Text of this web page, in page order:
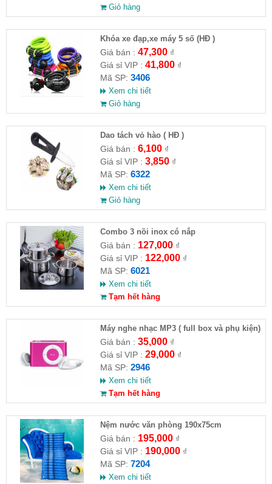
Giỏ hàng
Khóa xe đạp,xe máy 5 số (HĐ )
Giá bán : 47,300₫
Giá sỉ VIP : 41,800₫
Mã SP: 3406
Xem chi tiết
Giỏ hàng
Dao tách vỏ hào ( HĐ )
Giá bán : 6,100₫
Giá sỉ VIP : 3,850₫
Mã SP: 6322
Xem chi tiết
Giỏ hàng
Combo 3 nồi inox có nắp
Giá bán : 127,000₫
Giá sỉ VIP : 122,000₫
Mã SP: 6021
Xem chi tiết
Tạm hết hàng
Máy nghe nhạc MP3 ( full box và phụ kiện)
Giá bán : 35,000₫
Giá sỉ VIP : 29,000₫
Mã SP: 2946
Xem chi tiết
Tạm hết hàng
Nệm nước văn phòng 190x75cm
Giá bán : 195,000₫
Giá sỉ VIP : 190,000₫
Mã SP: 7204
Xem chi tiết